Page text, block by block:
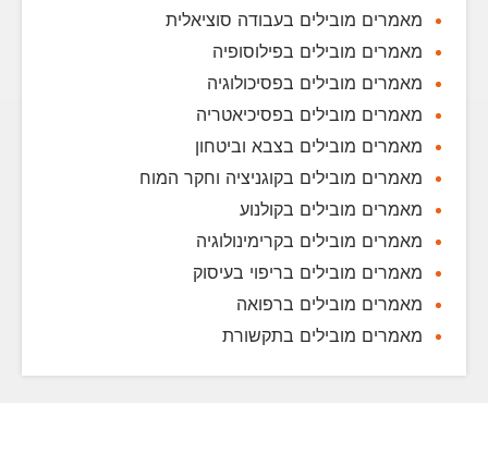
מאמרים מובילים בעבודה סוציאלית
מאמרים מובילים בפילוסופיה
מאמרים מובילים בפסיכולוגיה
מאמרים מובילים בפסיכיאטריה
מאמרים מובילים בצבא וביטחון
מאמרים מובילים בקוגניציה וחקר המוח
מאמרים מובילים בקולנוע
מאמרים מובילים בקרימינולוגיה
מאמרים מובילים בריפוי בעיסוק
מאמרים מובילים ברפואה
מאמרים מובילים בתקשורת